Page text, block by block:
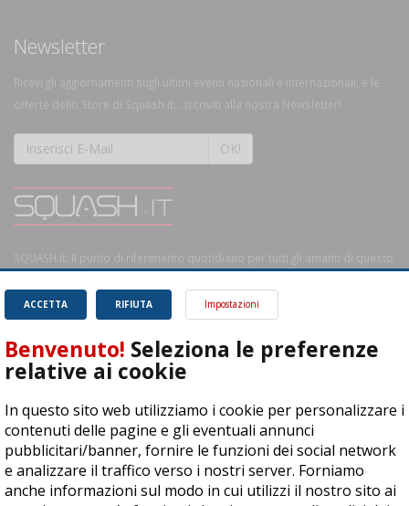
Newsletter
Ricevi gli aggiornamenti sugli ultimi eventi nazionali e internazionali, e le
offerte dello Store di Squash.it... Iscriviti alla nostra Newsletter!
OK!
SQUASH.it: Il punto di riferimento quotidiano per tutti gli amanti di questo
RIFIUTA
ACCETTA Impostazioni
Benvenuto! Seleziona le preferenze
relative ai cookie
In questo sito web utilizziamo i cookie per personalizzare i
contenuti delle pagine e gli eventuali annunci
pubblicitari/banner, fornire le funzioni dei social network
e analizzare il traffico verso i nostri server. Forniamo
anche informazioni sul modo in cui utilizzi il nostro sito ai
04278030988
© Copyright 2015 | All Rights Reserved - Powered byDynDevice
Privacy Policy Cookie Policy Accessibilità Sitemap